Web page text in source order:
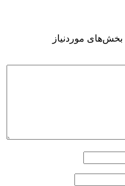
بخش‌های موردنیاز